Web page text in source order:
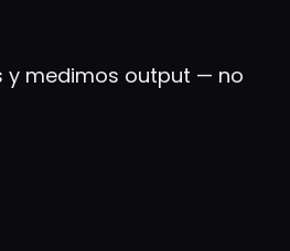
y medimos output — no